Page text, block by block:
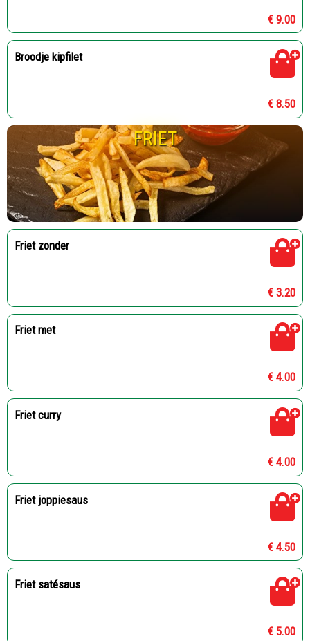
€ 9.00
Broodje kipfilet
€ 8.50
FRIET
Friet zonder
€ 3.20
Friet met
€ 4.00
Friet curry
€ 4.00
Friet joppiesaus
€ 4.50
Friet satésaus
€ 5.00